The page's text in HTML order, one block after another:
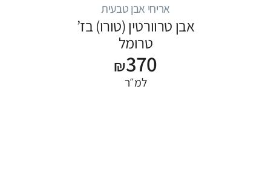
אריחי אבן טבעית
אבן טרוורטין (טורו) בז’
טרומל
₪370
למ״ר